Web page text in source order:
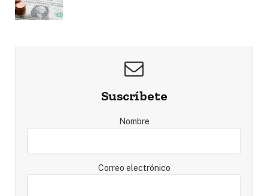
Suscríbete
Nombre
Correo electrónico